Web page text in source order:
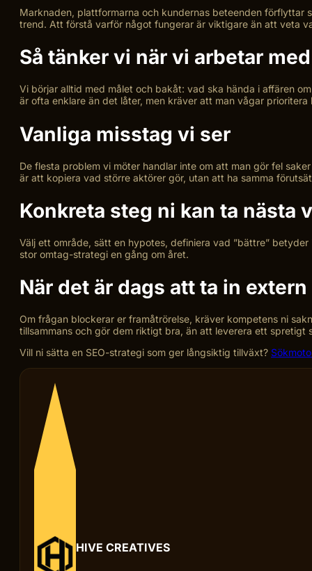
Marknaden, plattformarna och kundernas beteenden
trend. Att förstå varför något fungerar är viktigare än att veta
Så tänker vi när vi arbetar
Vi börjar alltid med målet och bakåt: vad ska hända i affären
är ofta enklare än det låter, men kräver att man vågar
Vanliga misstag vi ser
De flesta problem vi möter handlar inte om att man gör fel
är att kopiera vad större aktörer gör, utan att ha samma
Konkreta steg ni kan ta nästa
Välj ett område, sätt en hypotes, definiera vad ”bättre”
stor omtag-strategi en gång om året.
När det är dags att ta in
Om frågan blockerar er framåtrörelse, kräver kompetens ni
tillsammans och gör dem riktigt bra, än att leverera ett spretigt
Vill ni sätta en SEO-strategi som ger långsiktig tillväxt?
HIVE CREATIVES